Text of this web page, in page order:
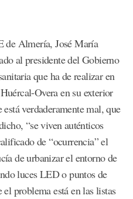
de Almería, José María
al presidente del Gobierno
que ha de realizar en
Overa en su exterior
verdaderamente mal, que
“se viven auténticos
de “ocurrencia” el
de urbanizar el entorno de
luces LED o puntos de
problema está en las listas